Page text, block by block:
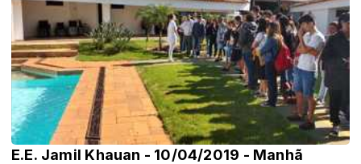
E.E. Jamil Khauan - 10/04/2019 - Manhã